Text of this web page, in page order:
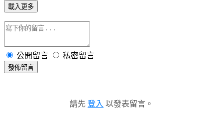
載入更多
公開留言 私密留言
發佈留言
請先 登入 以發表留言。